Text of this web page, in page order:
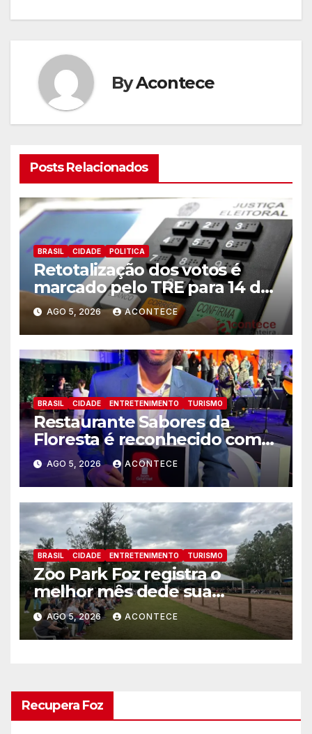
ByAcontece
Posts Relacionados
BRASIL CIDADE POLITICA
Retotalização dos votos é
marcado pelo TRE para 14 de
agosto
AGO 5, 2026 ACONTECE
BRASIL CIDADE ENTRETENIMENTO TURISMO
Restaurante Sabores da
Floresta é reconhecido como
um dos Lugares Imperdíveis
de Foz do Iguaçu
AGO 5, 2026 ACONTECE
BRASIL CIDADE ENTRETENIMENTO TURISMO
Zoo Park Foz registra o
melhor mês dede sua
inauguração
AGO 5, 2026 ACONTECE
Recupera Foz